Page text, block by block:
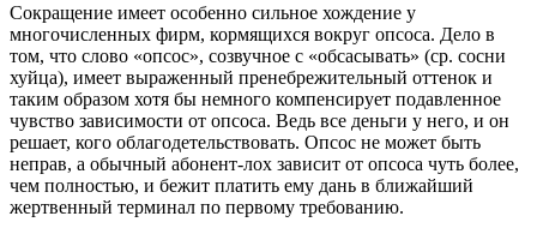
Сокращение имеет особенно сильное хождение у
многочисленных фирм, кормящихся вокруг опсоса. Дело в
том, что слово «опсос», созвучное с «обсасывать» (ср. сосни
хуйца), имеет выраженный пренебрежительный оттенок и
таким образом хотя бы немного компенсирует подавленное
чувство зависимости от опсоса. Ведь все деньги у него, и он
решает, кого облагодетельствовать. Опсос не может быть
неправ, а обычный абонент-лох зависит от опсоса чуть более,
чем полностью, и бежит платить ему дань в ближайший
жертвенный терминал по первому требованию.